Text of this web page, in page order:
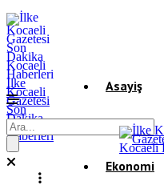
İlke
Kocaeli
Gazetesi
Son
Dakika
Kocaeli
Haberleri
Asayiş
Gündem
Ekonomi